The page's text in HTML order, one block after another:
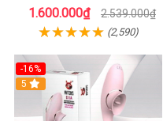
cấp
1.600.000₫ 2.539.000₫
(2,590)
-16%
5